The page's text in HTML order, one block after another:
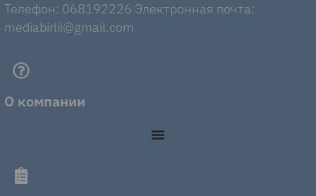
Телефон: 068192226 Электронная почта:
mediabirlii@gmail.com
О компании